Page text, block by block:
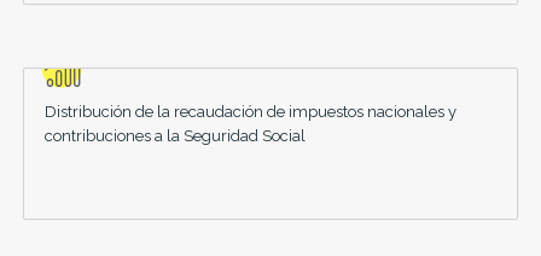
Distribución de la recaudación de impuestos nacionales y
contribuciones a la Seguridad Social